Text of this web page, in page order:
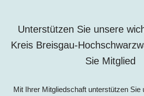
Unterstützen Sie unsere
Kreis Breisgau-
Sie Mitglied
Mit Ihrer Mitgliedschaft unterstützen Sie